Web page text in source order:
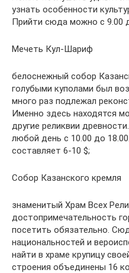
узнать особенности
Прийти сюда можно с 9.00
Мечеть Кул-Шариф
белоснежный собор
голубыми куполами был
много раз подлежал
Именно здесь находятся
другие реликвии
любой день с 10.00 до
составляет 6-10 $;
Собор Казанского кремля
знаменитый Храм Всех
достопримечательность
посетить обязательно.
национальностей и
найти в храме крупицу
строения объединены 16